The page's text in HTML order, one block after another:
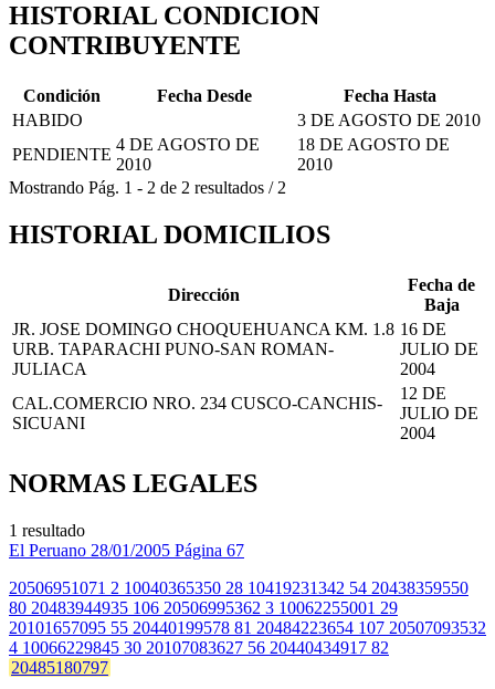
HISTORIAL CONDICION
CONTRIBUYENTE
Condición Fecha Desde
Fecha Hasta
HABIDO
3 DE AGOSTO DE 2010
PENDIENTE
4 DE AGOSTO DE
2010
18 DE AGOSTO DE
2010
Mostrando Pág. 1 - 2 de 2 resultados / 2
HISTORIAL DOMICILIOS
Dirección
Fecha de
Baja
JR. JOSE DOMINGO CHOQUEHUANCA KM. 1.8
URB. TAPARACHI PUNO-SAN ROMAN-
JULIACA
16 DE
JULIO DE
2004
CAL.COMERCIO NRO. 234 CUSCO-CANCHIS-
SICUANI
12 DE
JULIO DE
2004
NORMAS LEGALES
1 resultado
El Peruano 28/01/2005 Página 67
20506951071 2 10040365350 28 10419231342 54 20438359550
80 20483944935 106 20506995362 3 10062255001 29
20101657095 55 20440199578 81 20484223654 107 20507093532
4 10066229845 30 20107083627 56 20440434917 82
20485180797